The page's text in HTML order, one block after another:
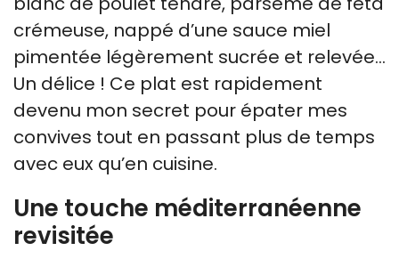
crémeuse, nappé d’une sauce miel
pimentée légèrement sucrée et relevée…
Un délice ! Ce plat est rapidement
devenu mon secret pour épater mes
convives tout en passant plus de temps
avec eux qu’en cuisine.
Une touche méditerranéenne
revisitée